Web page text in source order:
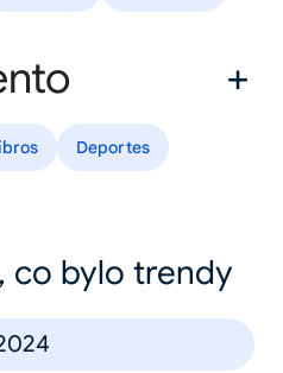
Deportes
co bylo trendy